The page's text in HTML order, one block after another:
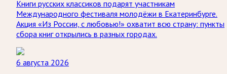
Книги русских классиков подарят участникам
Международного фестиваля молодёжи в Екатеринбурге.
Акция «Из России, с любовью!» охватит всю страну: пункты
сбора книг открылись в разных городах.
6 августа 2026